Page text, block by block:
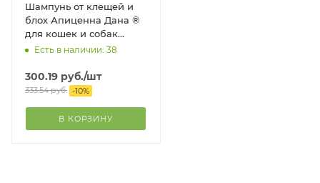
Шампунь от клещей и
блох Апиценна Дана ®
для кошек и собак
флакон, 150 мл
Есть в наличии: 38
300.19 руб./шт
333.54руб. -10%
В КОРЗИНУ